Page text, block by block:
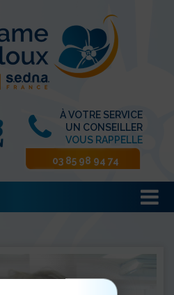
À VOTRE SERVICE
UN CONSEILLER
VOUS RAPPELLE
03 85 98 94 74